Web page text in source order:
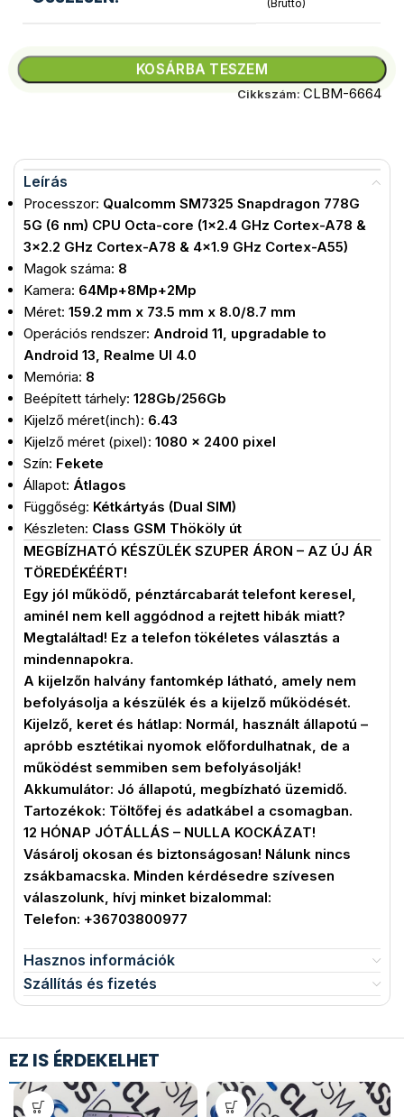
(Bruttó)
KOSÁRBA TESZEM
Cikkszám: CLBM-6664
Leírás
Processzor: Qualcomm SM7325 Snapdragon 778G
5G (6 nm) CPU Octa-core (1×2.4 GHz Cortex-A78 &
3×2.2 GHz Cortex-A78 & 4×1.9 GHz Cortex-A55)
Magok száma: 8
Kamera: 64Mp+8Mp+2Mp
Méret: 159.2 mm x 73.5 mm x 8.0/8.7 mm
Operációs rendszer: Android 11, upgradable to
Android 13, Realme UI 4.0
Memória: 8
Beépített tárhely: 128Gb/256Gb
Kijelző méret(inch): 6.43
Kijelző méret (pixel): 1080 x 2400 pixel
Szín: Fekete
Állapot: Átlagos
Függőség: Kétkártyás (Dual SIM)
Készleten: Class GSM Thököly út
MEGBÍZHATÓ KÉSZÜLÉK SZUPER ÁRON – AZ ÚJ ÁR
TÖREDÉKÉÉRT!
Egy jól működő, pénztárcabarát telefont keresel,
aminél nem kell aggódnod a rejtett hibák miatt?
Megtaláltad! Ez a telefon tökéletes választás a
mindennapokra.
A kijelzőn halvány fantomkép látható, amely nem
befolyásolja a készülék és a kijelző működését.
Kijelző, keret és hátlap: Normál, használt állapotú –
apróbb esztétikai nyomok előfordulhatnak, de a
működést semmiben sem befolyásolják!
Akkumulátor: Jó állapotú, megbízható üzemidő.
Tartozékok: Töltőfej és adatkábel a csomagban.
12 HÓNAP JÓTÁLLÁS – NULLA KOCKÁZAT!
Vásárolj okosan és biztonságosan! Nálunk nincs
zsákbamacska. Minden kérdésedre szívesen
válaszolunk, hívj minket bizalommal:
Telefon: +36703800977
Hasznos információk
Szállítás és fizetés
EZ IS ÉRDEKELHET